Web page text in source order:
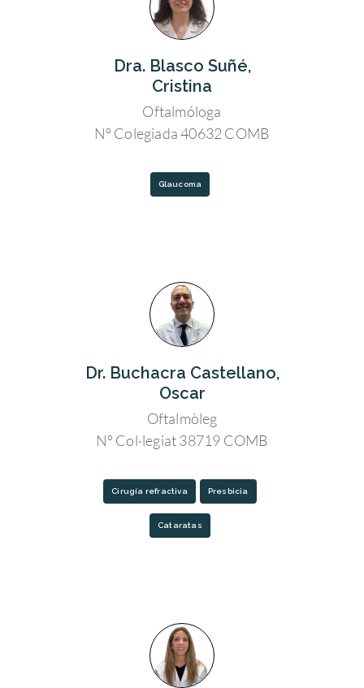
Dra. Blasco Suñé,
Cristina
Oftalmóloga
Nº Colegiada 40632 COMB
Glaucoma
Dr. Buchacra Castellano,
Oscar
Oftalmòleg
Nº Col·legiat 38719 COMB
Cirugía refractiva Presbicia
Cataratas